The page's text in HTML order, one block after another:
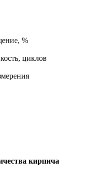
%
циклов
кирпича